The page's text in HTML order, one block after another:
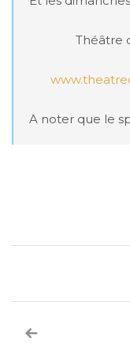
Théâtre
A noter que le